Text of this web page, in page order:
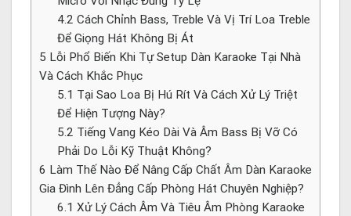
4.2 Cách Chỉnh Bass, Treble Và Vị Trí Loa Treble
Để Giọng Hát Không Bị Át
5 Lỗi Phổ Biến Khi Tự Setup Dàn Karaoke Tại Nhà
Và Cách Khắc Phục
5.1 Tại Sao Loa Bị Hú Rít Và Cách Xử Lý Triệt
Để Hiện Tượng Này?
5.2 Tiếng Vang Kéo Dài Và Âm Bass Bị Vỡ Có
Phải Do Lỗi Kỹ Thuật Không?
6 Làm Thế Nào Để Nâng Cấp Chất Âm Dàn Karaoke
Gia Đình Lên Đẳng Cấp Phòng Hát Chuyên Nghiệp?
6.1 Xử Lý Cách Âm Và Tiêu Âm Phòng Karaoke